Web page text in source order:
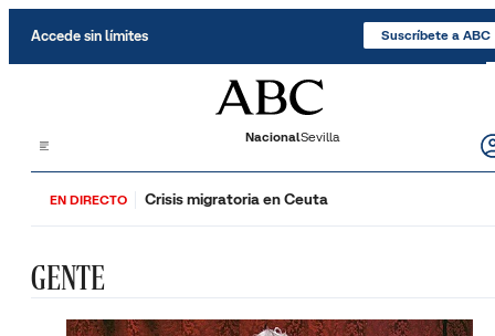
Accede sin límites Suscríbete a ABC
NacionalSevilla
EN DIRECTO Crisis migratoria en Ceuta
GENTE